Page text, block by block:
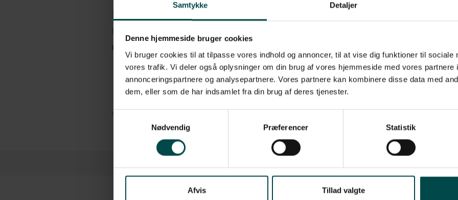
Samtykke Detaljer
Denne hjemmeside bruger cookies
Vi bruger cookies til at tilpasse vores indhold og annoncer, til at vise dig funktioner til sociale
vores trafik. Vi deler også oplysninger om din brug af vores hjemmeside med vores partnere
annonceringspartnere og analysepartnere. Vores partnere kan kombinere disse data med
dem, eller som de har indsamlet fra din brug af deres tjenester.
Samtykkevalg
Nødvendig
Præferencer Statistik
Afvis Tillad valgte
Beskrivelse
Mål: Bredde 111 mm x diameter 67 mm
Kernestørrelse: 12 mm
Antal: 50 ruller pr. kasse. Min. køb: 100 ruller
Vis mere